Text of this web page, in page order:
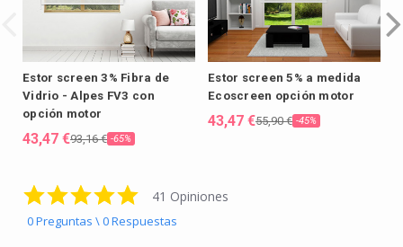
Estor screen 3% Fibra de
Vidrio - Alpes FV3 con
opción motor
43,47 €93,16 € -65%
Estor screen 5% a medida
Ecoscreen opción motor
43,47 €55,90 € -45%
4.8 star rating
41 Opiniones
0 Preguntas \ 0 Respuestas